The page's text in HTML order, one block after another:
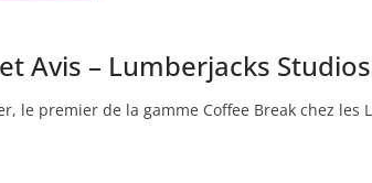
Avis – Lumberjacks Studios
le premier de la gamme Coffee Break chez les